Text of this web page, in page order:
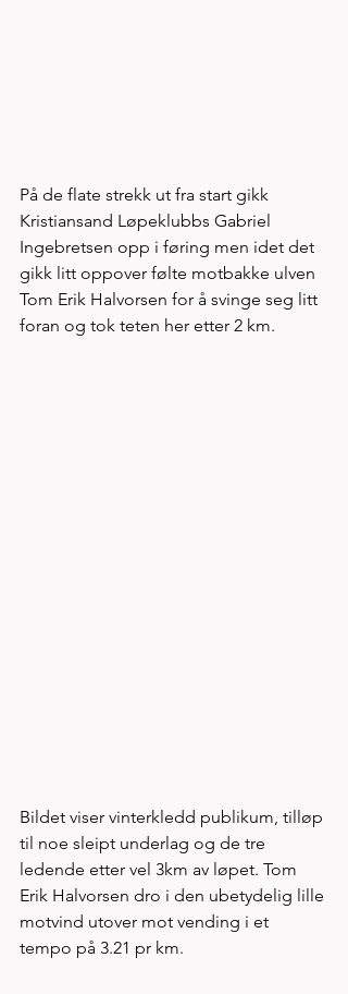
På de flate strekk ut fra start gikk
Kristiansand Løpeklubbs Gabriel
Ingebretsen opp i føring men idet det
gikk litt oppover følte motbakke ulven
Tom Erik Halvorsen for å svinge seg litt
foran og tok teten her etter 2 km.
Bildet viser vinterkledd publikum, tilløp
til noe sleipt underlag og de tre
ledende etter vel 3km av løpet. Tom
Erik Halvorsen dro i den ubetydelig lille
motvind utover mot vending i et
tempo på 3.21 pr km.